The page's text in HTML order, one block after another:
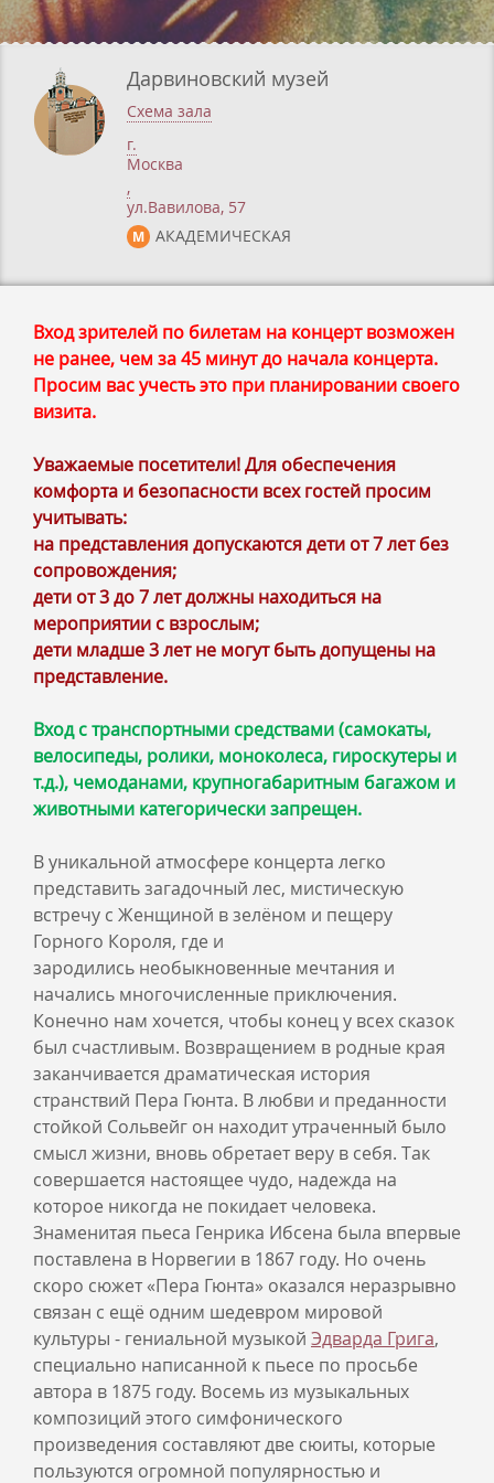
Дарвиновский музей
Схема зала
г.
Москва
,
ул.Вавилова, 57
М АКАДЕМИЧЕСКАЯ
Вход зрителей по билетам на концерт возможен
не ранее, чем за 45 минут до начала концерта.
Просим вас учесть это при планировании своего
визита.
Уважаемые посетители! Для обеспечения
комфорта и безопасности всех гостей просим
учитывать:
на представления допускаются дети от 7 лет без
сопровождения;
дети от 3 до 7 лет должны находиться на
мероприятии с взрослым;
дети младше 3 лет не могут быть допущены на
представление.
Вход с транспортными средствами (самокаты,
велосипеды, ролики, моноколеса, гироскутеры и
т.д.), чемоданами, крупногабаритным багажом и
животными категорически запрещен.
В уникальной атмосфере концерта легко
представить загадочный лес, мистическую
встречу с Женщиной в зелёном и пещеру
Горного Короля, где и
зародились необыкновенные мечтания и
начались многочисленные приключения.
Конечно нам хочется, чтобы конец у всех сказок
был счастливым. Возвращением в родные края
заканчивается драматическая история
странствий Пера Гюнта. В любви и преданности
стойкой Сольвейг он находит утраченный было
смысл жизни, вновь обретает веру в себя. Так
совершается настоящее чудо, надежда на
которое никогда не покидает человека.
Знаменитая пьеса Генрика Ибсена была впервые
поставлена в Норвегии в 1867 году. Но очень
скоро сюжет «Пера Гюнта» оказался неразрывно
связан с ещё одним шедевром мировой
культуры - гениальной музыкой Эдварда Грига,
специально написанной к пьесе по просьбе
автора в 1875 году. Восемь из музыкальных
композиций этого симфонического
произведения составляют две сюиты, которые
пользуются огромной популярностью и